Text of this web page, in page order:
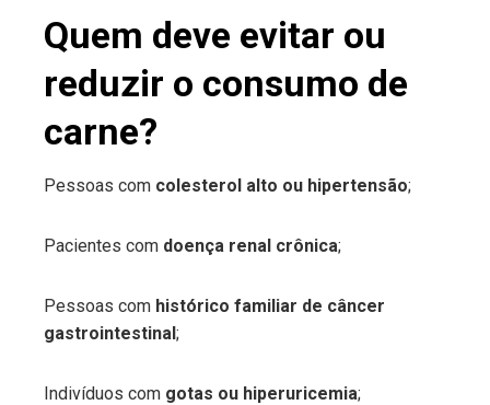
Quem deve evitar ou
reduzir o consumo de
carne?
Pessoas com colesterol alto ou hipertensão;
Pacientes com doença renal crônica;
Pessoas com histórico familiar de câncer
gastrointestinal;
Indivíduos com gotas ou hiperuricemia;